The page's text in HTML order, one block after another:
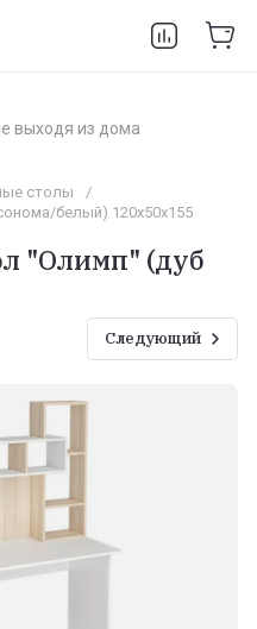
выходя из дома
столы
/
белый) 120х50х155
"Олимп" (дуб
Следующий